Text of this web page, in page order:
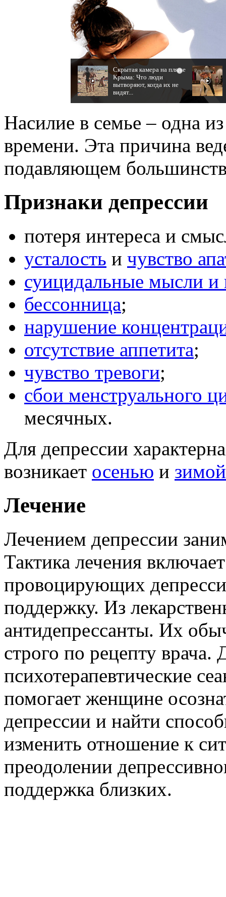
Насилие в семье – одна
времени. Эта причина
подавляющем
Признаки депрессии
потеря интереса и
усталость и чувство
суицидальные мысли и
бессонница;
нарушение
отсутствие аппетита;
чувство тревоги;
сбои менструального
месячных.
Для депрессии
возникает осенью и зимой
Лечение
Лечением депрессии
Тактика лечения
провоцирующих
поддержку. Из
антидепрессанты. Их
строго по рецепту врача.
психотерапевтические
помогает женщине
депрессии и найти
изменить отношение к
преодолении
поддержка близких.
i
Скрытая камера на пляже
Крыма: Что люди
вытворяют, когда их не
видят...